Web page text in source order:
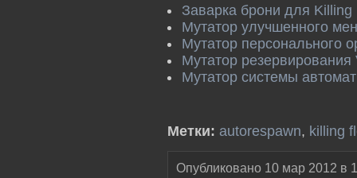
Заварка брони для Killing
Мутатор улучшенного
Мутатор персонального
Мутатор резервирования
Мутатор системы
Метки: autorespawn, killing
Опубликовано 10 мар 2012 в